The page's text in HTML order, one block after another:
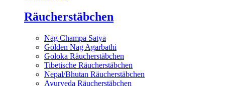
Räucherstäbchen
Nag Champa Satya
Golden Nag Agarbathi
Goloka Räucherstäbchen
Tibetische Räucherstäbchen
Nepal/Bhutan Räucherstäbchen
Ayurveda Räucherstäbchen